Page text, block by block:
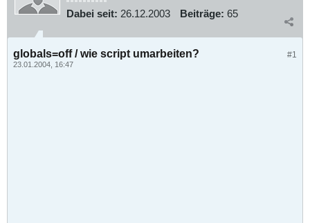
Dabei seit: 26.12.2003 Beiträge: 65
#1
globals=off / wie script umarbeiten?
23.01.2004, 16:47